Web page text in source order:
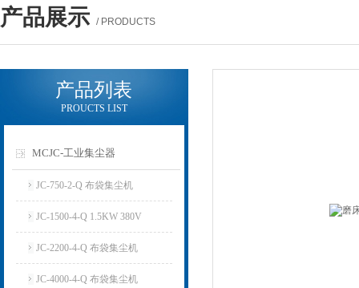
产品展示 / PRODUCTS
产品列表
PROUCTS LIST
MCJC-工业集尘器
JC-750-2-Q 布袋集尘机
JC-1500-4-Q 1.5KW 380V
JC-2200-4-Q 布袋集尘机
JC-4000-4-Q 布袋集尘机